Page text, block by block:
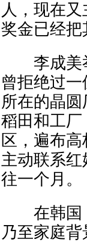
人，现在
奖金已经把
李成美举
曾拒绝过
所在的晶
稻田和工
区，遍布
主动联系
往一个月。
在韩国，
乃至家庭